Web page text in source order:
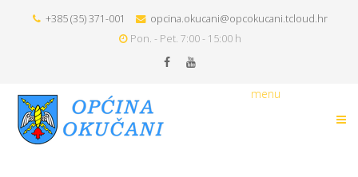
+385 (35) 371-001
opcina.okucani@opcokucani.tcloud.hr
Pon. - Pet. 7:00 - 15:00 h
menu